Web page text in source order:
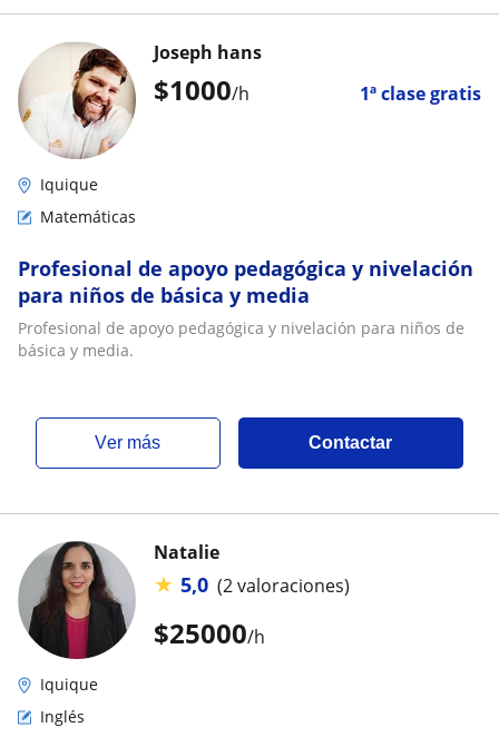
$1000/h 1ª clase gratis
Joseph hans
Iquique
Matemáticas
Profesional de apoyo pedagógica y nivelación
para niños de básica y media
Profesional de apoyo pedagógica y nivelación para niños de
básica y media.
ver más Contactar
$25000/h
Natalie
★ 5,0 (2 valoraciones)
Iquique
Inglés